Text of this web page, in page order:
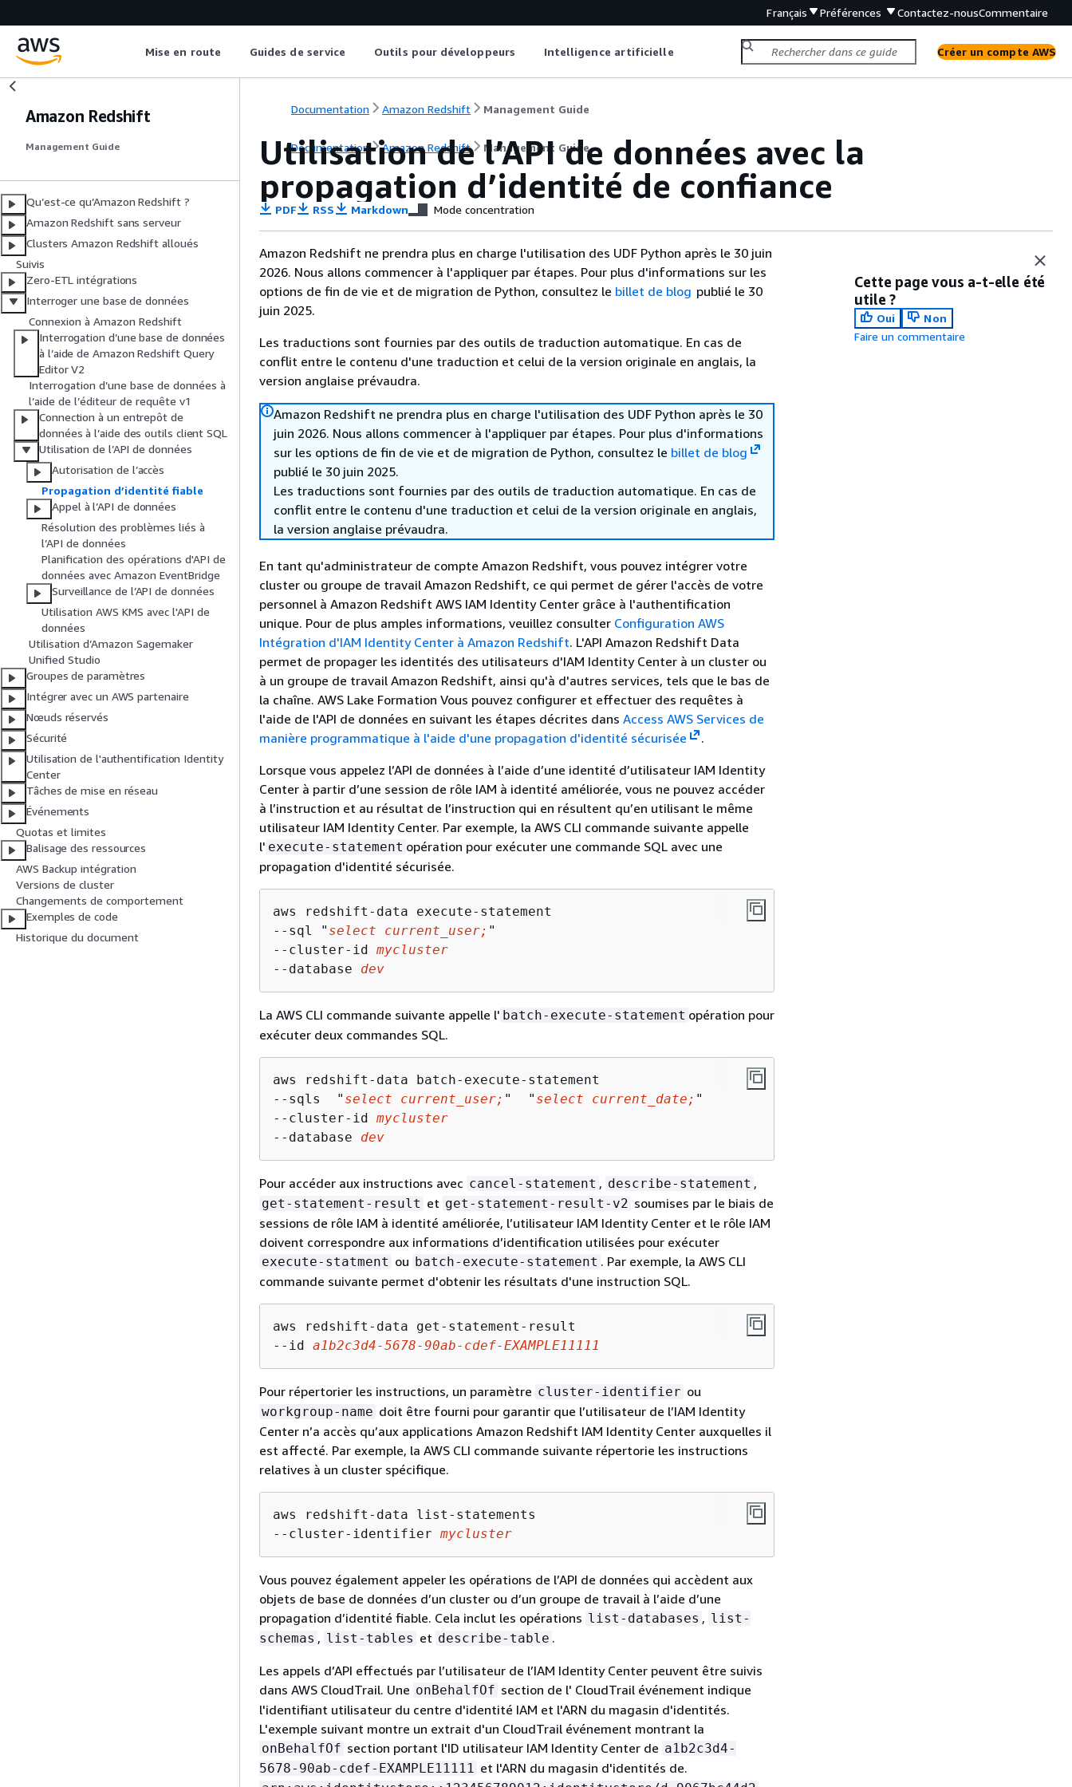
Français Préférences Contactez-nousCommentaire
Mise en route Guides de service Outils pour développeurs Intelligence artificielle Créer un compte AWS
Amazon Redshift
Management Guide
Qu’est-ce qu’Amazon Redshift ?
Amazon Redshift sans serveur
Clusters Amazon Redshift alloués
Suivis
Zero-ETL intégrations
Interroger une base de données
Connexion à Amazon Redshift
Interrogation d’une base de données
à l’aide de Amazon Redshift Query
Editor V2
Interrogation d’une base de données à
l’aide de l’éditeur de requête v1
Connection à un entrepôt de
données à l’aide des outils client SQL
Utilisation de l’API de données
Autorisation de l’accès
Propagation d’identité fiable
Appel à l’API de données
Résolution des problèmes liés à
l’API de données
Planification des opérations d'API de
données avec Amazon EventBridge
Surveillance de l’API de données
Utilisation AWS KMS avec l'API de
données
Utilisation d’Amazon Sagemaker
Unified Studio
Groupes de paramètres
Intégrer avec un AWS partenaire
Nœuds réservés
Sécurité
Utilisation de l'authentification Identity
Center
Tâches de mise en réseau
Événements
Quotas et limites
Balisage des ressources
AWS Backup intégration
Versions de cluster
Changements de comportement
Exemples de code
Historique du document
Documentation Amazon Redshift Management Guide
Documentation Amazon Redshift Management Guide
Utilisation de l’API de données avec la
propagation d’identité de confiance
PDF RSS Markdown Mode concentration
Amazon Redshift ne prendra plus en charge l'utilisation des UDF Python après le 30 juin
2026. Nous allons commencer à l'appliquer par étapes. Pour plus d'informations sur les
options de fin de vie et de migration de Python, consultez le billet de blog publié le 30
juin 2025.
Les traductions sont fournies par des outils de traduction automatique. En cas de
conflit entre le contenu d'une traduction et celui de la version originale en anglais, la
version anglaise prévaudra.
Amazon Redshift ne prendra plus en charge l'utilisation des UDF Python après le 30
juin 2026. Nous allons commencer à l'appliquer par étapes. Pour plus d'informations
sur les options de fin de vie et de migration de Python, consultez le billet de blog
publié le 30 juin 2025.
Les traductions sont fournies par des outils de traduction automatique. En cas de
conflit entre le contenu d'une traduction et celui de la version originale en anglais,
la version anglaise prévaudra.
En tant qu'administrateur de compte Amazon Redshift, vous pouvez intégrer votre
cluster ou groupe de travail Amazon Redshift, ce qui permet de gérer l'accès de votre
personnel à Amazon Redshift AWS IAM Identity Center grâce à l'authentification
unique. Pour de plus amples informations, veuillez consulter Configuration AWS
Intégration d'IAM Identity Center à Amazon Redshift. L'API Amazon Redshift Data
permet de propager les identités des utilisateurs d'IAM Identity Center à un cluster ou
à un groupe de travail Amazon Redshift, ainsi qu'à d'autres services, tels que le bas de
la chaîne. AWS Lake Formation Vous pouvez configurer et effectuer des requêtes à
l'aide de l'API de données en suivant les étapes décrites dans Access AWS Services de
manière programmatique à l'aide d'une propagation d'identité sécurisée
.
Lorsque vous appelez l’API de données à l’aide d’une identité d’utilisateur IAM Identity
Center à partir d’une session de rôle IAM à identité améliorée, vous ne pouvez accéder
à l’instruction et au résultat de l’instruction qui en résultent qu’en utilisant le même
utilisateur IAM Identity Center. Par exemple, la AWS CLI commande suivante appelle
l' execute-statement opération pour exécuter une commande SQL avec une
propagation d'identité sécurisée.
aws redshift-data execute-statement
--sql " select current_user; "
--cluster-id mycluster
--database dev
La AWS CLI commande suivante appelle l' batch-execute-statement opération pour
exécuter deux commandes SQL.
aws redshift-data batch-execute-statement
--sqls  " select current_user; "  " select current_date; "
--cluster-id mycluster
--database dev
Pour accéder aux instructions avec cancel-statement , describe-statement ,
get-statement-result et get-statement-result-v2 soumises par le biais de
sessions de rôle IAM à identité améliorée, l’utilisateur IAM Identity Center et le rôle IAM
doivent correspondre aux informations d’identification utilisées pour exécuter
execute-statment ou batch-execute-statement . Par exemple, la AWS CLI
commande suivante permet d'obtenir les résultats d'une instruction SQL.
aws redshift-data get-statement-result
--id a1b2c3d4-5678-90ab-cdef-EXAMPLE11111
Pour répertorier les instructions, un paramètre cluster-identifier ou
workgroup-name doit être fourni pour garantir que l’utilisateur de l’IAM Identity
Center n’a accès qu’aux applications Amazon Redshift IAM Identity Center auxquelles il
est affecté. Par exemple, la AWS CLI commande suivante répertorie les instructions
relatives à un cluster spécifique.
aws redshift-data list-statements
--cluster-identifier mycluster
Vous pouvez également appeler les opérations de l’API de données qui accèdent aux
objets de base de données d’un cluster ou d’un groupe de travail à l’aide d’une
propagation d’identité fiable. Cela inclut les opérations list-databases , list-
schemas , list-tables et describe-table .
Les appels d’API effectués par l’utilisateur de l’IAM Identity Center peuvent être suivis
dans AWS CloudTrail. Une onBehalfOf section de l' CloudTrail événement indique
l'identifiant utilisateur du centre d'identité IAM et l'ARN du magasin d'identités.
L'exemple suivant montre un extrait d'un CloudTrail événement montrant la
onBehalfOf section portant l'ID utilisateur IAM Identity Center de a1b2c3d4-
5678-90ab-cdef-EXAMPLE11111 et l'ARN du magasin d'identités de.
Cette page vous a-t-elle été
utile ?
Oui
Non
Faire un commentaire